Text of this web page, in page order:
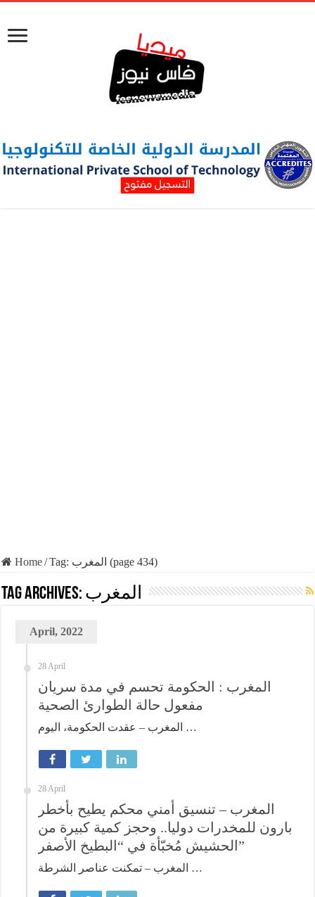
Home/Tag: المغرب (page 434)
Tag Archives: المغرب
April, 2022
28 April
المغرب : الحكومة تحسم في مدة سريان
مفعول حالة الطوارئ الصحية
المغرب – عقدت الحكومة، اليوم …
28 April
المغرب – تنسيق أمني محكم يطيح بأخطر
بارون للمخدرات دوليا.. وحجز كمية كبيرة من
الحشيش مُخبّأة في “البطيخ الأصفر”
المغرب – تمكنت عناصر الشرطة …